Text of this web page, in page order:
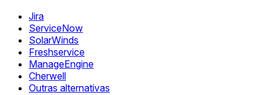
Jira
ServiceNow
SolarWinds
Freshservice
ManageEngine
Cherwell
Outras alternativas